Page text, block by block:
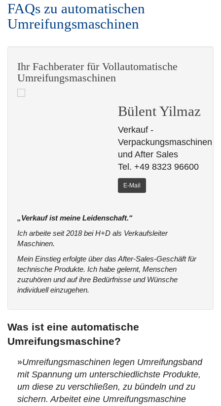
FAQs zu automatischen
Umreifungsmaschinen
Ihr Fachberater für Vollautomatische
Umreifungsmaschinen
Bülent Yilmaz
Verkauf -
Verpackungsmaschinen
und After Sales
Tel. +49 8323 96600
E-Mail
„Verkauf ist meine Leidenschaft.“
Ich arbeite seit 2018 bei H+D als Verkaufsleiter
Maschinen.
Mein Einstieg erfolgte über das After-Sales-Geschäft für
technische Produkte. Ich habe gelernt, Menschen
zuzuhören und auf ihre Bedürfnisse und Wünsche
individuell einzugehen.
Was ist eine automatische
Umreifungsmaschine?
»Umreifungsmaschinen legen Umreifungsband
mit Spannung um unterschiedlichste Produkte,
um diese zu verschließen, zu bündeln und zu
sichern. Arbeitet eine Umreifungsmaschine